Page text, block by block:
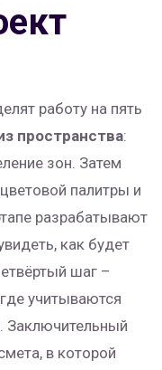
работу на пять
пространства:
зон. Затем
палитры и
разрабатывают
как будет
шаг –
учитываются
Заключительный
в которой